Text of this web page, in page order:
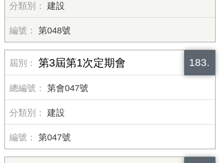
建設
第048號
183.
第3屆第1次定期會
第會047號
建設
第047號